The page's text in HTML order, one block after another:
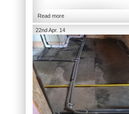
Read more
22nd Apr. 14